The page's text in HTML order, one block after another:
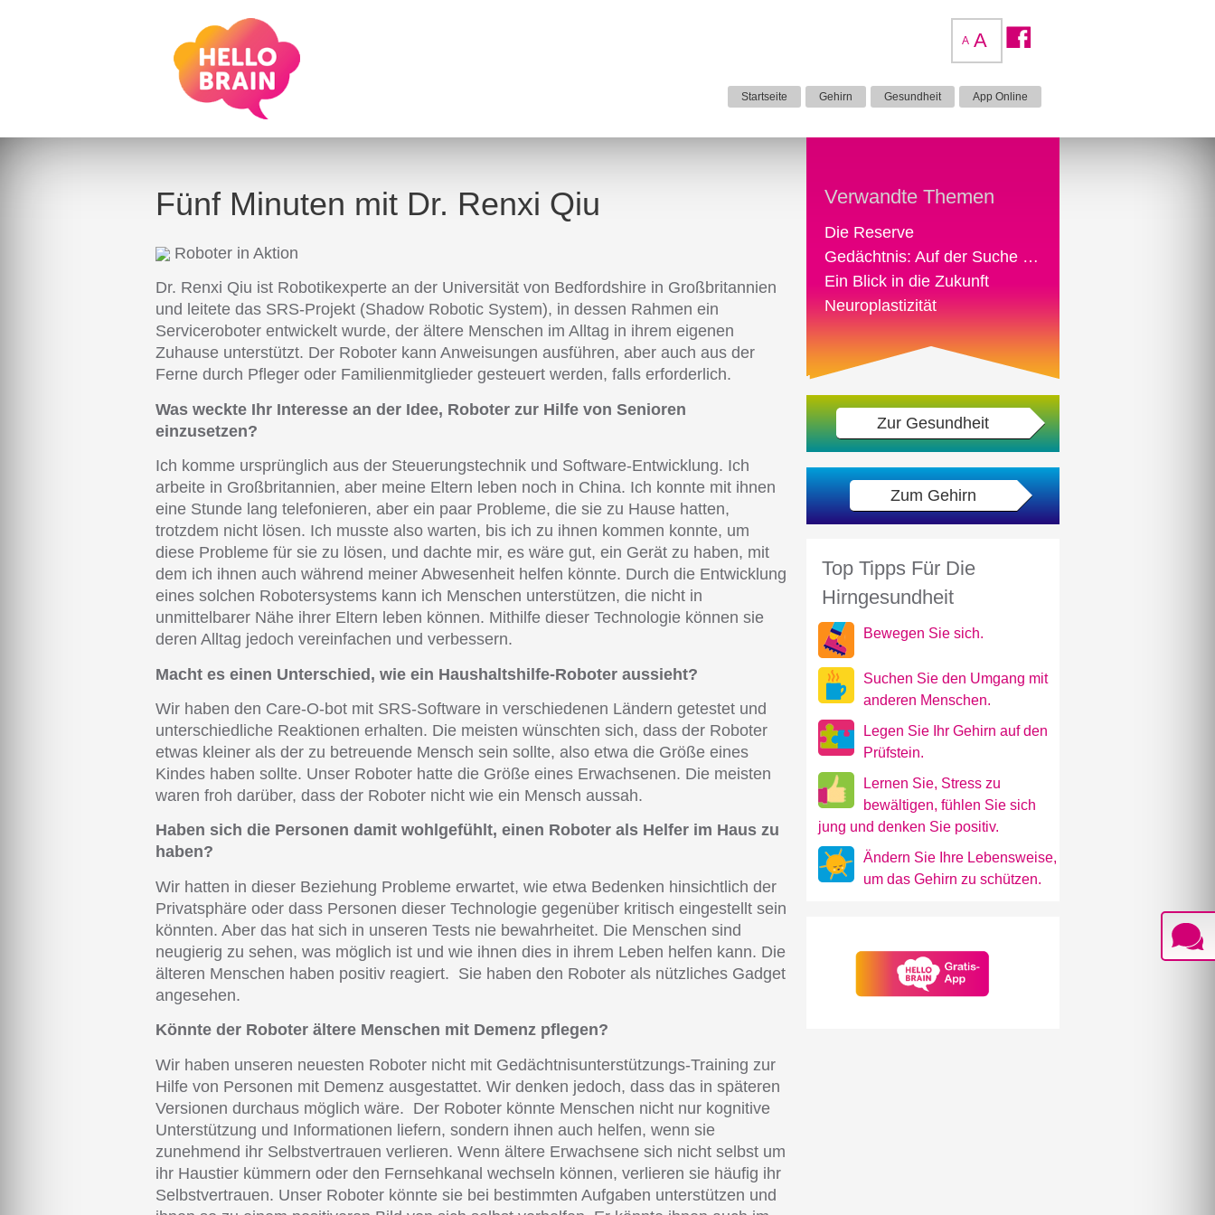
A A
Startseite Gehirn Gesundheit App Online
Fünf Minuten mit Dr. Renxi Qiu
Roboter in Aktion
Dr. Renxi Qiu ist Robotikexperte an der Universität von Bedfordshire in Großbritannien
und leitete das SRS-Projekt (Shadow Robotic System), in dessen Rahmen ein
Serviceroboter entwickelt wurde, der ältere Menschen im Alltag in ihrem eigenen
Zuhause unterstützt. Der Roboter kann Anweisungen ausführen, aber auch aus der
Ferne durch Pfleger oder Familienmitglieder gesteuert werden, falls erforderlich.
Was weckte Ihr Interesse an der Idee, Roboter zur Hilfe von Senioren
einzusetzen?
Ich komme ursprünglich aus der Steuerungstechnik und Software-Entwicklung. Ich
arbeite in Großbritannien, aber meine Eltern leben noch in China. Ich konnte mit ihnen
eine Stunde lang telefonieren, aber ein paar Probleme, die sie zu Hause hatten,
trotzdem nicht lösen. Ich musste also warten, bis ich zu ihnen kommen konnte, um
diese Probleme für sie zu lösen, und dachte mir, es wäre gut, ein Gerät zu haben, mit
dem ich ihnen auch während meiner Abwesenheit helfen könnte. Durch die Entwicklung
eines solchen Robotersystems kann ich Menschen unterstützen, die nicht in
unmittelbarer Nähe ihrer Eltern leben können. Mithilfe dieser Technologie können sie
deren Alltag jedoch vereinfachen und verbessern.
Macht es einen Unterschied, wie ein Haushaltshilfe-Roboter aussieht?
Wir haben den Care-O-bot mit SRS-Software in verschiedenen Ländern getestet und
unterschiedliche Reaktionen erhalten. Die meisten wünschten sich, dass der Roboter
etwas kleiner als der zu betreuende Mensch sein sollte, also etwa die Größe eines
Kindes haben sollte. Unser Roboter hatte die Größe eines Erwachsenen. Die meisten
waren froh darüber, dass der Roboter nicht wie ein Mensch aussah.
Haben sich die Personen damit wohlgefühlt, einen Roboter als Helfer im Haus zu
haben?
Wir hatten in dieser Beziehung Probleme erwartet, wie etwa Bedenken hinsichtlich der
Privatsphäre oder dass Personen dieser Technologie gegenüber kritisch eingestellt sein
könnten. Aber das hat sich in unseren Tests nie bewahrheitet. Die Menschen sind
neugierig zu sehen, was möglich ist und wie ihnen dies in ihrem Leben helfen kann. Die
älteren Menschen haben positiv reagiert. Sie haben den Roboter als nützliches Gadget
angesehen.
Könnte der Roboter ältere Menschen mit Demenz pflegen?
Wir haben unseren neuesten Roboter nicht mit Gedächtnisunterstützungs-Training zur
Hilfe von Personen mit Demenz ausgestattet. Wir denken jedoch, dass das in späteren
Versionen durchaus möglich wäre. Der Roboter könnte Menschen nicht nur kognitive
Unterstützung und Informationen liefern, sondern ihnen auch helfen, wenn sie
zunehmend ihr Selbstvertrauen verlieren. Wenn ältere Erwachsene sich nicht selbst um
ihr Haustier kümmern oder den Fernsehkanal wechseln können, verlieren sie häufig ihr
Selbstvertrauen. Unser Roboter könnte sie bei bestimmten Aufgaben unterstützen und
Verwandte Themen
Die Reserve
Gedächtnis: Auf der Suche nach der verlorenen Zeit
Ein Blick in die Zukunft
Neuroplastizität
Zur Gesundheit
Zum Gehirn
Top Tipps Für Die
Hirngesundheit
Bewegen Sie sich.
Suchen Sie den Umgang mit
anderen Menschen.
Legen Sie Ihr Gehirn auf den
Prüfstein.
Lernen Sie, Stress zu
bewältigen, fühlen Sie sich
jung und denken Sie positiv.
Ändern Sie Ihre Lebensweise,
um das Gehirn zu schützen.